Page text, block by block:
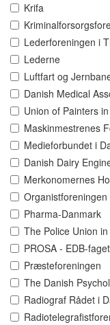
Krifa
Lederforeningen i
Lederne
Luftfart og
Danish Medical
Union of Painters
Maskinmestrenes
Medieforbundet i
Danish Dairy
Merkonomernes
Organistforeningen
Pharma-Danmark
The Police Union
PROSA - EDB-
Præsteforeningen
The Danish
Radiograf Rådet i